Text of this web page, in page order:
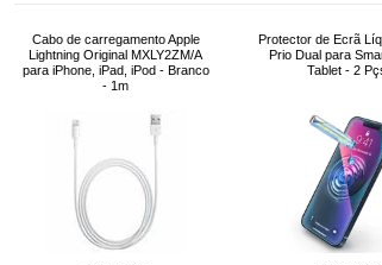
Cabo de carregamento Apple
Lightning Original MXLY2ZM/A
para iPhone, iPad, iPod - Branco
- 1m
Protector de Ecrã
Prio Dual para
Tablet - 2